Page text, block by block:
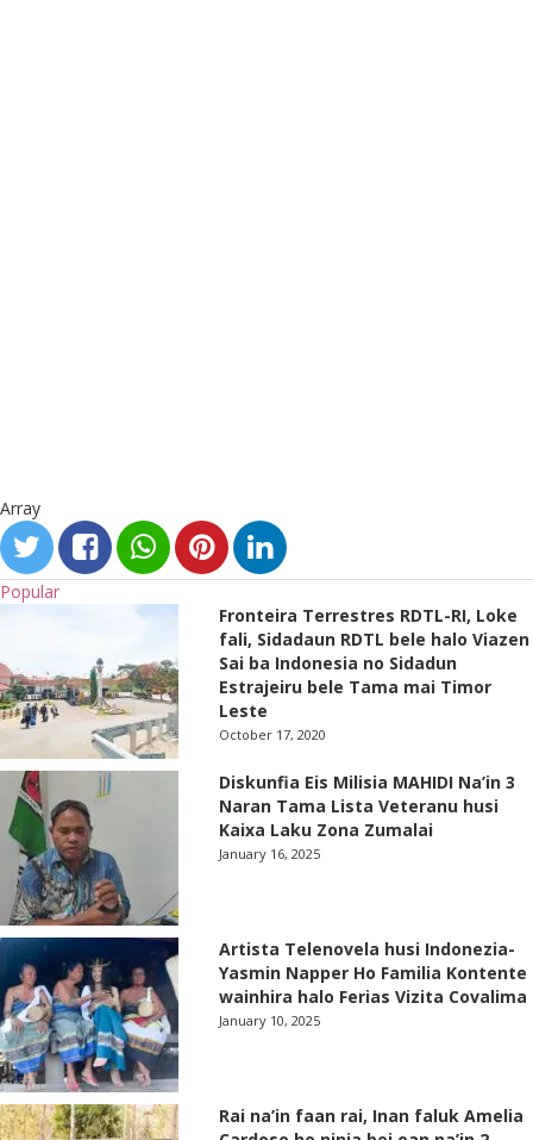
Array
Popular
Fronteira Terrestres RDTL-RI, Loke
fali, Sidadaun RDTL bele halo Viazen
Sai ba Indonesia no Sidadun
Estrajeiru bele Tama mai Timor
Leste
October 17, 2020
Diskunfia Eis Milisia MAHIDI Na’in 3
Naran Tama Lista Veteranu husi
Kaixa Laku Zona Zumalai
January 16, 2025
Artista Telenovela husi Indonezia-
Yasmin Napper Ho Familia Kontente
wainhira halo Ferias Vizita Covalima
January 10, 2025
Rai na’in faan rai, Inan faluk Amelia